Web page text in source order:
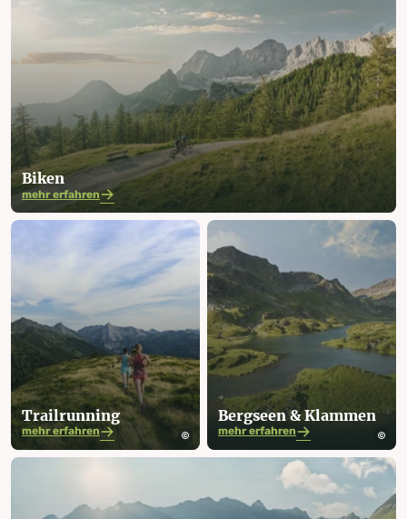
Biken
mehr erfahren
Trail­running
mehr erfahren
Bergseen & Klammen
mehr erfahren